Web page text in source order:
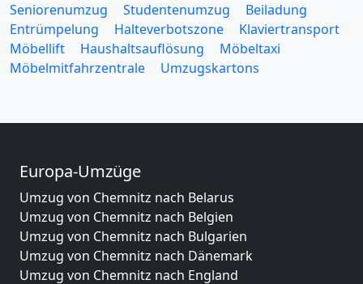
Seniorenumzug
Studentenumzug
Beiladung
Entrümpelung
Halteverbotszone
Klaviertransport
Möbellift
Haushaltsauflösung
Möbeltaxi
Möbelmitfahrzentrale
Umzugskartons
Europa-Umzüge
Umzug von Chemnitz nach Belarus
Umzug von Chemnitz nach Belgien
Umzug von Chemnitz nach Bulgarien
Umzug von Chemnitz nach Dänemark
Umzug von Chemnitz nach England